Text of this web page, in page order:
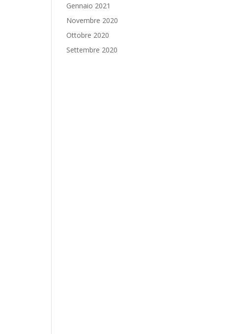
Gennaio 2021
Novembre 2020
Ottobre 2020
Settembre 2020